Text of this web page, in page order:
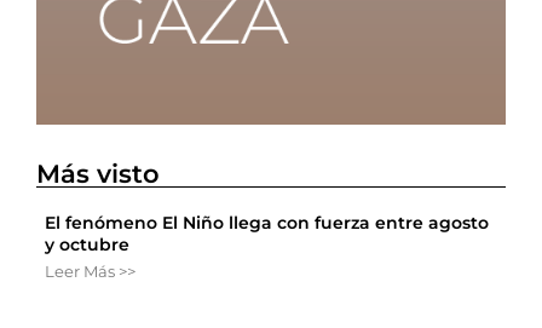
Más visto
El fenómeno El Niño llega con fuerza entre agosto
y octubre
Leer Más >>